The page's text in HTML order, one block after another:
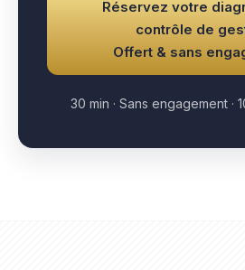
Réservez votre
contrôle de
Offert & sans
30 min · Sans engagement ·